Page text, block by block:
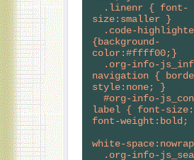
size:smaller }
{background-
color:#ffff00;}
navigation {
style:none; }
label { font-
font-weight:bold;
white-